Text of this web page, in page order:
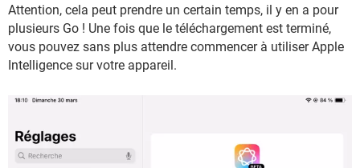
Attention, cela peut prendre un certain temps, il y en a pour
plusieurs Go ! Une fois que le téléchargement est terminé,
vous pouvez sans plus attendre commencer à utiliser Apple
Intelligence sur votre appareil.